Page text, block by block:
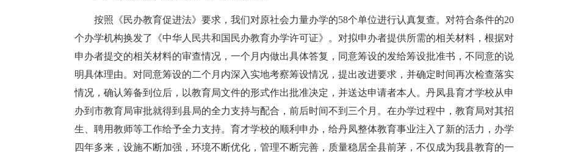
按照《民办教育促进法》要求，我们对原社会力量办学的58个单位进行认真复查。对符合条件的20
个办学机构换发了《中华人民共和国民办教育办学许可证》。对拟申办者提供所需的相关材料，根据对
申办者提交的相关材料的审查情况，一个月内做出具体答复，同意筹设的发给筹设批准书，不同意的说
明具体理由。对同意筹设的二个月内深入实地考察筹设情况，提出改进要求，并确定时间再次检查落实
情况，确认筹备到位后，以教育局文件的形式作出批准决定，并送达申请者本人。丹凤县育才学校从申
办到市教育局审批就得到县局的全力支持与配合，前后时间不到三个月。在办学过程中，教育局对其招
生、聘用教师等工作给予全力支持。育才学校的顺利申办，给丹凤整体教育事业注入了新的活力，办学
四年多来，设施不断加强，环境不断优化，管理不断完善，质量稳居全县前茅，不仅成为我县教育的一